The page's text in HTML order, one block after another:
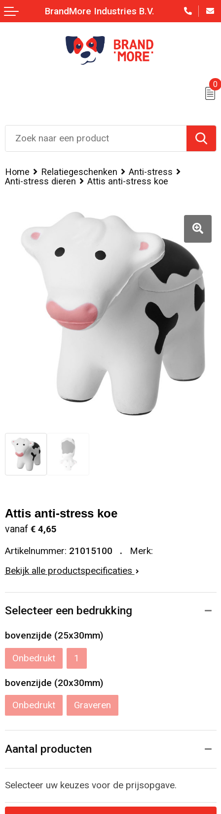
0
BrandMore Industries B.V.
Home Relatiegeschenken
Anti-stress
Anti-stress dieren
Attis anti-stress koe
Attis anti-stress koe
vanaf € 4,65
Artikelnummer: 21015100
Merk:
Bekijk alle productspecificaties
Selecteer een bedrukking
bovenzijde (25x30mm)
Onbedrukt 1
bovenzijde (20x30mm)
Onbedrukt Graveren
Aantal producten
Selecteer uw keuzes voor de prijsopgave.